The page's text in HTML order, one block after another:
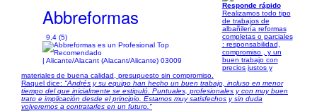
Abbreformas
9,4 (5)
| Alicante/Alacant (Alacant/Alicante) 03009
Responde rápido
Realizamos todo tipo
de trabajos de
albañilería reformas
completas o parciales
: responsabilidad,
compromiso , y un
buen trabajo con
precios justos y
materiales de buena calidad, presupuesto sin compromiso.
Raquel dice: "Andrés y su equipo han hecho un buen trabajo, incluso en menor
tiempo del que inicialmente se estipuló. Puntuales, profesionales y con muy buen
trato e implicación desde el principio. Estamos muy satisfechos y sin duda
volveremos a contratarles en un futuro."